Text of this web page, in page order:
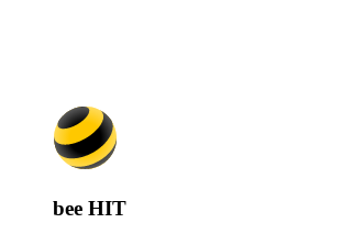
bee HIT